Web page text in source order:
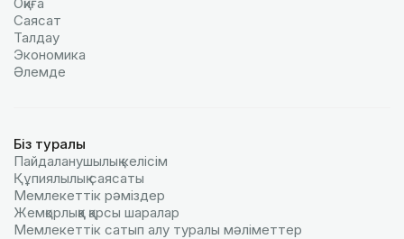
Саясат
Талдау
Экономика
Әлемде
Біз туралы
Пайдаланушылық келiciм
Құпиялылық саясаты
Мемлекеттік рәміздер
Жемқорлыққа қарсы шаралар
Мемлекеттік сатып алу туралы мәлiметтер